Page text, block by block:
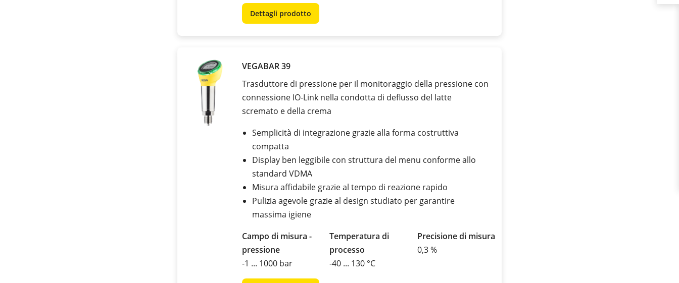
Dettagli prodotto
VEGABAR 39
Trasduttore di pressione per il monitoraggio della pressione con
connessione IO-Link nella condotta di deflusso del latte
scremato e della crema
Semplicità di integrazione grazie alla forma costruttiva
compatta
Display ben leggibile con struttura del menu conforme allo
standard VDMA
Misura affidabile grazie al tempo di reazione rapido
Pulizia agevole grazie al design studiato per garantire
massima igiene
Campo di misura -
pressione
-1 ... 1000 bar
Temperatura di
processo
-40 ... 130 °C
Precisione di misura
0,3 %